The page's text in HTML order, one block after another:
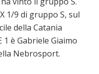
1/9 di gruppo S, sul
della Catania
è Gabriele Giaimo
Nebrosport.